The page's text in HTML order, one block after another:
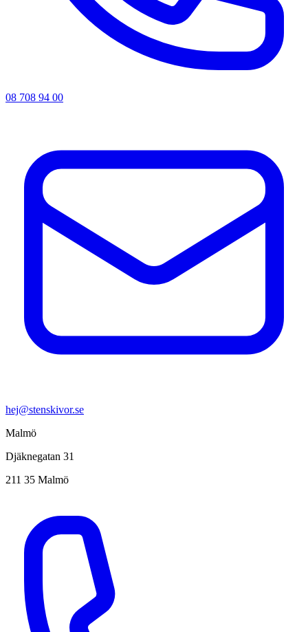
08 708 94 00
hej@stenskivor.se
Malmö
Djäknegatan 31
211 35 Malmö